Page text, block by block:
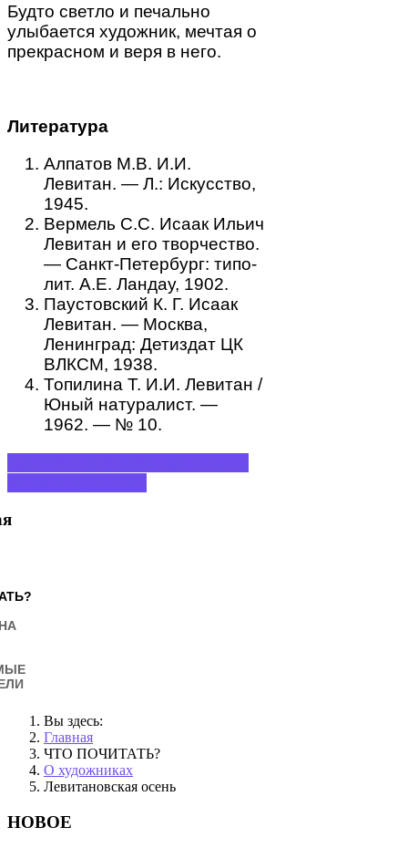
Будто светло и печально
улыбается художник, мечтая о
прекрасном и веря в него.
Литература
Алпатов М.В. И.И.
Левитан. — Л.: Искусство,
1945.
Вермель С.С. Исаак Ильич
Левитан и его творчество.
— Санкт-Петербург: типо-
лит. А.Е. Ландау, 1902.
Паустовский К. Г. Исаак
Левитан. — Москва,
Ленинград: Детиздат ЦК
ВЛКСМ, 1938.
Топилина Т. И.И. Левитан /
Юный натуралист. —
1962. — № 10.
Вы здесь:
Главная
ЧТО ПОЧИТАТЬ?
О художниках
Левитановская осень
НОВОЕ